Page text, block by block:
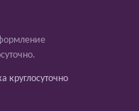
круглосуточно